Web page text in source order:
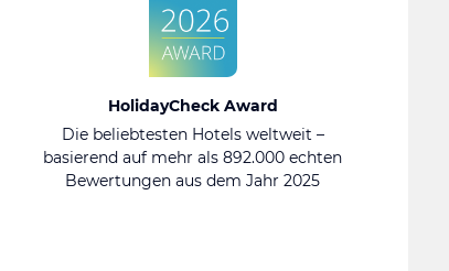
HolidayCheck Award
Die beliebtesten Hotels weltweit –
basierend auf mehr als 892.000 echten
Bewertungen aus dem Jahr 2025